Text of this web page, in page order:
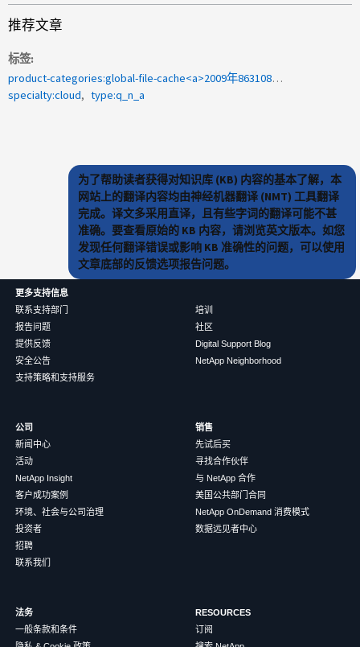
推荐文章
标签
product-categories:global-file-cache<a>2009年863108</a>
specialty:cloud
type:q_n_a
为了帮助读者获得对知识库 (KB) 内容的基本了解，本
网站上的翻译内容均由神经机器翻译 (NMT) 工具翻译
完成。译文多采用直译，且有些字词的翻译可能不甚
准确。要查看原始的 KB 内容，请浏览英文版本。如您
发现任何翻译错误或影响 KB 准确性的问题，可以使用
文章底部的反馈选项报告问题。
更多支持信息
联系支持部门
报告问题
提供反馈
安全公告
支持策略和支持服务
培训
社区
Digital Support Blog
NetApp Neighborhood
公司
新闻中心
活动
NetApp Insight
客户成功案例
环境、社会与公司治理
投资者
招聘
联系我们
销售
先试后买
寻找合作伙伴
与 NetApp 合作
美国公共部门合同
NetApp OnDemand 消费模式
数据远见者中心
法务
一般条款和条件
RESOURCES
订阅